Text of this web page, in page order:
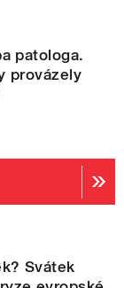
patologa.
provázely
Svátek